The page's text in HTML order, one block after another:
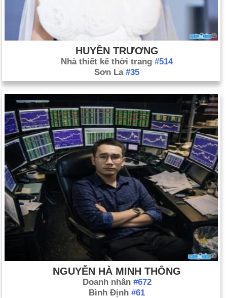
HUYỀN TRƯƠNG
Nhà thiết kế thời trang #514
Sơn La #35
NGUYỄN HÀ MINH THÔNG
Doanh nhân #672
Bình Định #61